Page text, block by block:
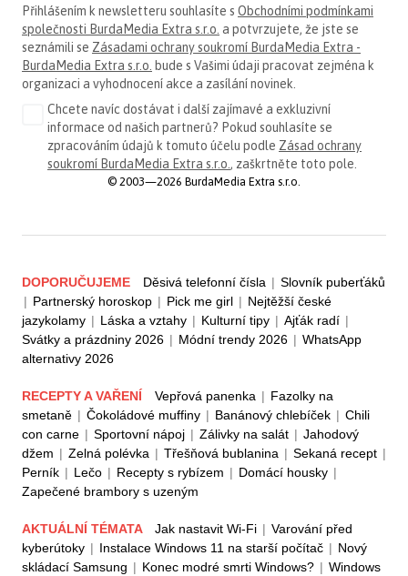
Přihlášením k newsletteru souhlasíte s Obchodními podmínkami
společnosti BurdaMedia Extra s.r.o. a potvrzujete, že jste se
seznámili se Zásadami ochrany soukromí BurdaMedia Extra -
BurdaMedia Extra s.r.o. bude s Vašimi údaji pracovat zejména k
organizaci a vyhodnocení akce a zasílání novinek.
Chcete navíc dostávat i další zajímavé a exkluzivní
informace od našich partnerů? Pokud souhlasíte se
zpracováním údajů k tomuto účelu podle Zásad ochrany
soukromí BurdaMedia Extra s.r.o., zaškrtněte toto pole.
© 2003—2026 BurdaMedia Extra s.r.o.
DOPORUČUJEME Děsivá telefonní čísla | Slovník puberťáků
| Partnerský horoskop | Pick me girl | Nejtěžší české
jazykolamy | Láska a vztahy | Kulturní tipy | Ajťák radí |
Svátky a prázdniny 2026 | Módní trendy 2026 | WhatsApp
alternativy 2026
RECEPTY A VAŘENÍ Vepřová panenka | Fazolky na
smetaně | Čokoládové muffiny | Banánový chlebíček | Chili
con carne | Sportovní nápoj | Zálivky na salát | Jahodový
džem | Zelná polévka | Třešňová bublanina | Sekaná recept |
Perník | Lečo | Recepty s rybízem | Domácí housky |
Zapečené brambory s uzeným
AKTUÁLNÍ TÉMATA Jak nastavit Wi-Fi | Varování před
kyberútoky | Instalace Windows 11 na starší počítač | Nový
skládací Samsung | Konec modré smrti Windows? | Windows